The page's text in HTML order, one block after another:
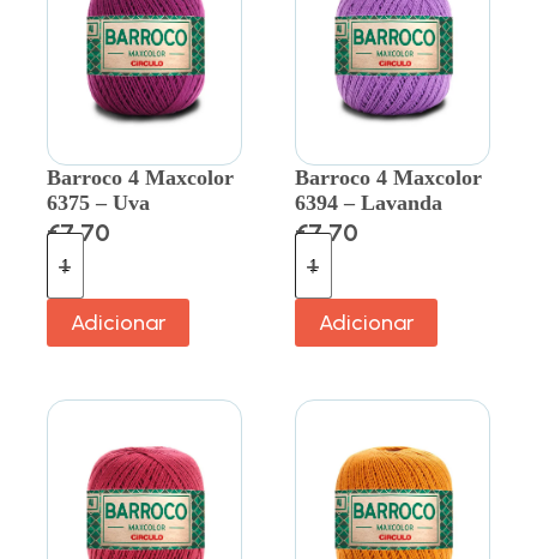
Barroco 4 Maxcolor
6375 – Uva
€7.70
Adicionar
Barroco 4 Maxcolor
6394 – Lavanda
€7.70
Adicionar